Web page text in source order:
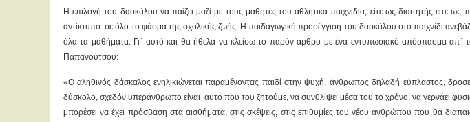
Η επιλογή του δασκάλου να παίζει μαζί με τους μαθητές του αθλητικά παιχνίδια, είτε ως διαιτητής είτε ως
αντίκτυπο σε όλο το φάσμα της σχολικής ζωής. Η παιδαγωγική προσέγγιση του δασκάλου στο παιχνίδι
όλα τα μαθήματα. Γι` αυτό και θα ήθελα να κλείσω το παρόν άρθρο με ένα εντυπωσιακό απόσπασμα απ`
Παπανούτσου:
«Ο αληθινός δάσκαλος ενηλικιώνεται παραμένοντας παιδί στην ψυχή, άνθρωπος δηλαδή εύπλαστος,
δύσκολο, σχεδόν υπεράνθρωπο είναι αυτό που του ζητούμε, να συνθλίψει μέσα του το χρόνο, να γερνάει
μπορέσει να έχει πρόσβαση στα αισθήματα, στις σκέψεις, στις επιθυμίες του νέου ανθρώπου που θα